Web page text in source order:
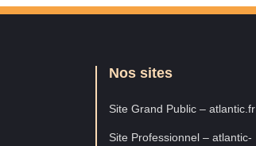
Nos sites
Site Grand Public – atlantic.fr
Site Professionnel – atlantic-